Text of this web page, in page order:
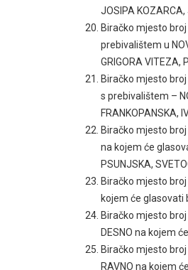
JOSIPA
Biračko mjesto broj
prebivalištem u
GRIGORA VITEZA,
Biračko mjesto broj
s prebivalištem –
FRANKOPANSKA,
Biračko mjesto broj
na kojem će
PSUNJSKA,
Biračko mjesto broj
kojem će glasovati
Biračko mjesto broj
DESNO na kojem
Biračko mjesto broj
RAVNO na kojem